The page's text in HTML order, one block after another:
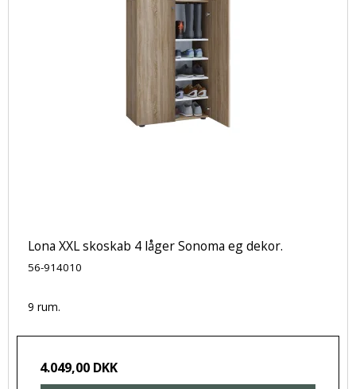
Lona XXL skoskab 4 låger Sonoma eg dekor.
56-914010
9 rum.
4.049,00 DKK